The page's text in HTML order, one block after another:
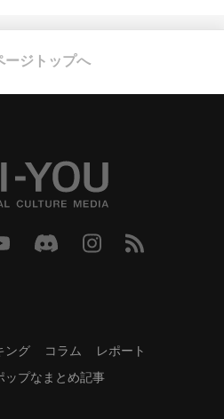
ージトップへ
ング コラム
レポート
ップなまとめ記事